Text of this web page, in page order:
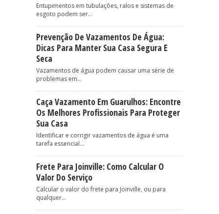
Entupimentos em tubulações, ralos e sistemas de
esgoto podem ser...
Prevenção De Vazamentos De Água:
Dicas Para Manter Sua Casa Segura E
Seca
Vazamentos de água podem causar uma série de
problemas em...
Caça Vazamento Em Guarulhos: Encontre
Os Melhores Profissionais Para Proteger
Sua Casa
Identificar e corrigir vazamentos de água é uma
tarefa essencial...
Frete Para Joinville: Como Calcular O
Valor Do Serviço
Calcular o valor do frete para Joinville, ou para
qualquer...